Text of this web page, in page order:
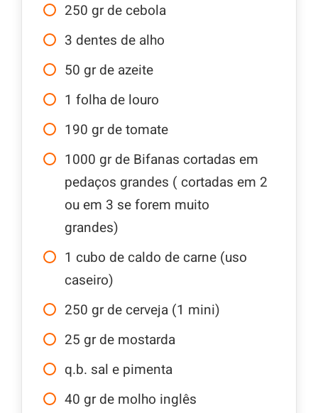
250 gr de cebola
3 dentes de alho
50 gr de azeite
1 folha de louro
190 gr de tomate
1000 gr de Bifanas cortadas em
pedaços grandes ( cortadas em 2
ou em 3 se forem muito
grandes)
1 cubo de caldo de carne (uso
caseiro)
250 gr de cerveja (1 mini)
25 gr de mostarda
q.b. sal e pimenta
40 gr de molho inglês